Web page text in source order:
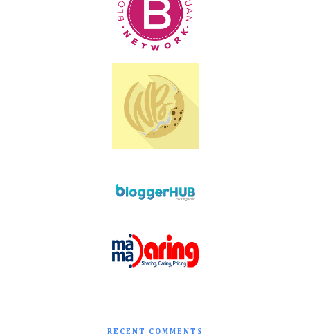
RECENT COMMENTS